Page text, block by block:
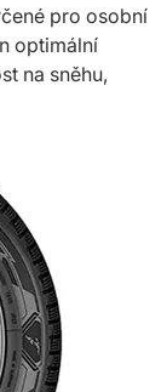
pro osobní
optimální
na sněhu,